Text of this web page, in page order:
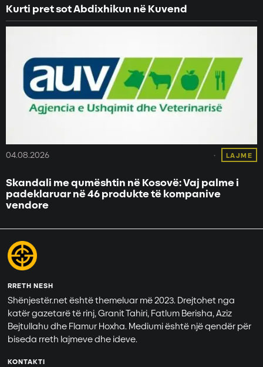
Kurti pret sot Abdixhikun në Kuvend
04.08.2026 LAJME
Skandali me qumështin në Kosovë: Vaj palme i
padeklaruar në 46 produkte të kompanive
vendore
RRETH NESH
Shënjestër.net është themeluar më 2023. Drejtohet nga
katër gazetarë të rinj, Granit Tahiri, Fatlum Berisha, Aziz
Bejtullahu dhe Flamur Hoxha. Mediumi është një qendër për
biseda rreth lajmeve dhe ideve.
KONTAKTI